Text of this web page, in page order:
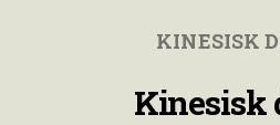
KINESISK
Kinesisk